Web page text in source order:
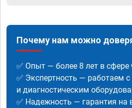
Почему нам можно
✅ Опыт — более 8 лет в сфере
✅ Экспертность — работаем
и диагностическим
✅ Надежность — гарантия на